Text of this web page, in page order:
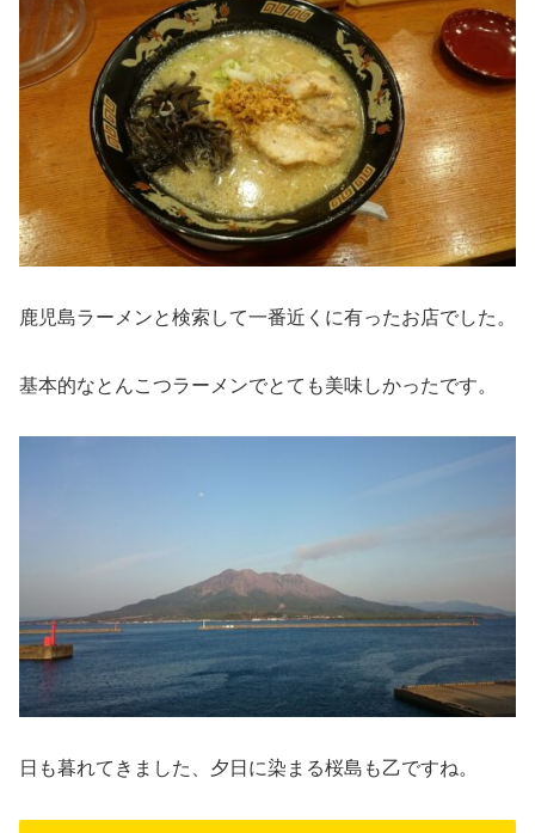
鹿児島ラーメンと検索して一番近くに有ったお店でした。
基本的なとんこつラーメンでとても美味しかったです。
日も暮れてきました、夕日に染まる桜島も乙ですね。